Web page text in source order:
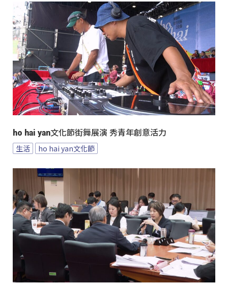
ho hai yan文化節街舞展演 秀青年創意活力
生活 ho hai yan文化節